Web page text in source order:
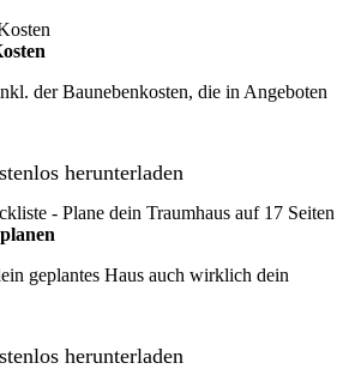
der Baunebenkosten, die in Angeboten
herunterladen
geplantes Haus auch wirklich dein
herunterladen